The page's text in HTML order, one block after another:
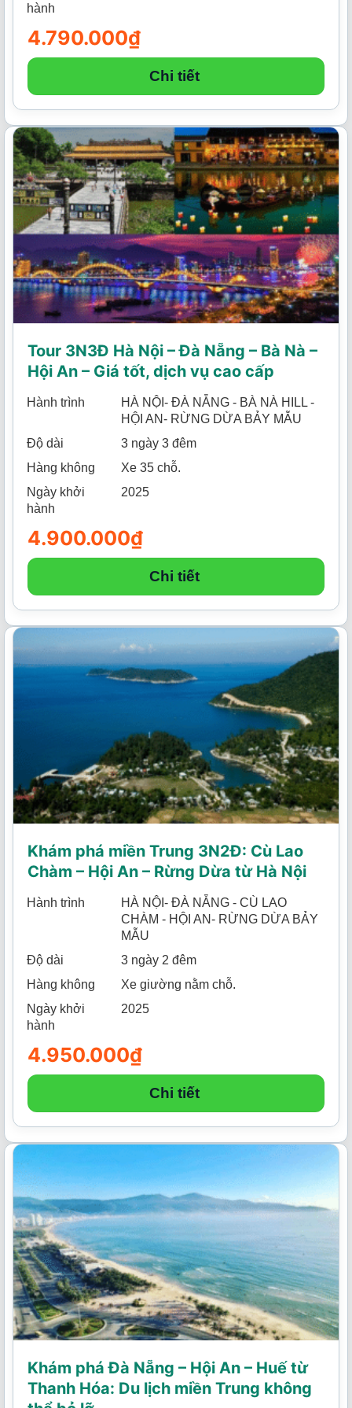
hành
4.790.000₫
Chi tiết
Tour 3N3Đ Hà Nội – Đà Nẵng – Bà Nà –
Hội An – Giá tốt, dịch vụ cao cấp
Hành trình
HÀ NỘI- ĐÀ NẴNG - BÀ NÀ HILL -
HỘI AN- RỪNG DỪA BẢY MẪU
Độ dài
3 ngày 3 đêm
Hàng không
Xe 35 chỗ.
Ngày khởi
hành
2025
4.900.000₫
Chi tiết
Khám phá miền Trung 3N2Đ: Cù Lao
Chàm – Hội An – Rừng Dừa từ Hà Nội
Hành trình
HÀ NỘI- ĐÀ NẴNG - CÙ LAO
CHÀM - HỘI AN- RỪNG DỪA BẢY
MẪU
Độ dài
3 ngày 2 đêm
Hàng không
Xe giường nằm chỗ.
Ngày khởi
hành
2025
4.950.000₫
Chi tiết
Khám phá Đà Nẵng – Hội An – Huế từ
Thanh Hóa: Du lịch miền Trung không